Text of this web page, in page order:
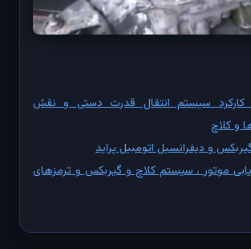
کارکرد سیستم انتقال قدرت دستی و نقش
و کلاچ
و دیفرانسیل اتومبیل پراید
موتور ، سیستم کلاچ و گیربکس و ترمزهای